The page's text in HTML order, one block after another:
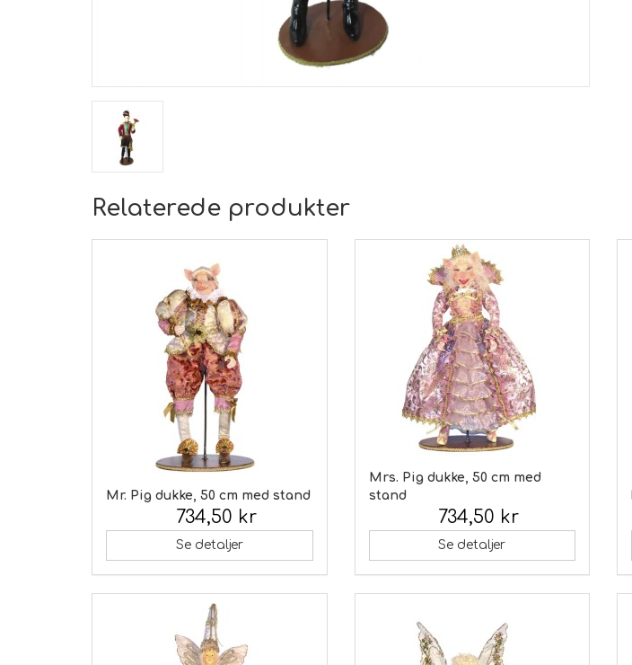
Relaterede produkter
Mr. Pig dukke, 50 cm med stand
734,50 kr
Se detaljer
Mrs. Pig dukke, 50 cm med
stand
734,50 kr
Se detaljer